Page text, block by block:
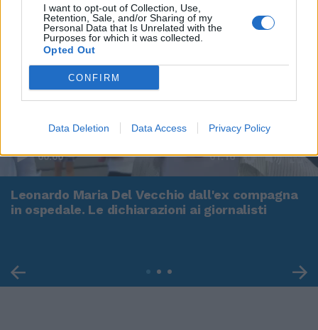
I want to opt-out of Collection, Use,
Retention, Sale, and/or Sharing of my
Personal Data that Is Unrelated with the
Purposes for which it was collected.
Opted Out
CONFIRM
Data Deletion Data Access Privacy Policy
00:00 01:16
Leonardo Maria Del Vecchio dall'ex compagna
in ospedale. Le dichiarazioni ai giornalisti